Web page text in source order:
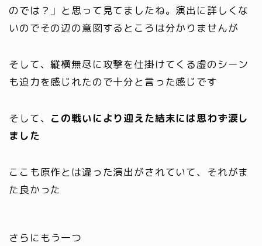
のでは？」と思って見てましたね。 演出に詳しくな
いのでその辺の意図するところは分かりませんが
そして、縦横無尽に攻撃を仕掛けてくる虚のシーン
も迫力を感じれたので十分と言った感じです
そして、 この戦いにより迎えた結末には思わず涙し
ました
ここも原作とは違った演出がされていて、それがま
た良かった
さらにもう一つ